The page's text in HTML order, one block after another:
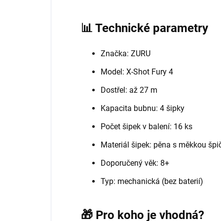
📊 Technické parametry
Značka: ZURU
Model: X-Shot Fury 4
Dostřel: až 27 m
Kapacita bubnu: 4 šipky
Počet šipek v balení: 16 ks
Materiál šipek: pěna s měkkou
Doporučený věk: 8+
Typ: mechanická (bez baterií)
🎁 Pro koho je vhodná?